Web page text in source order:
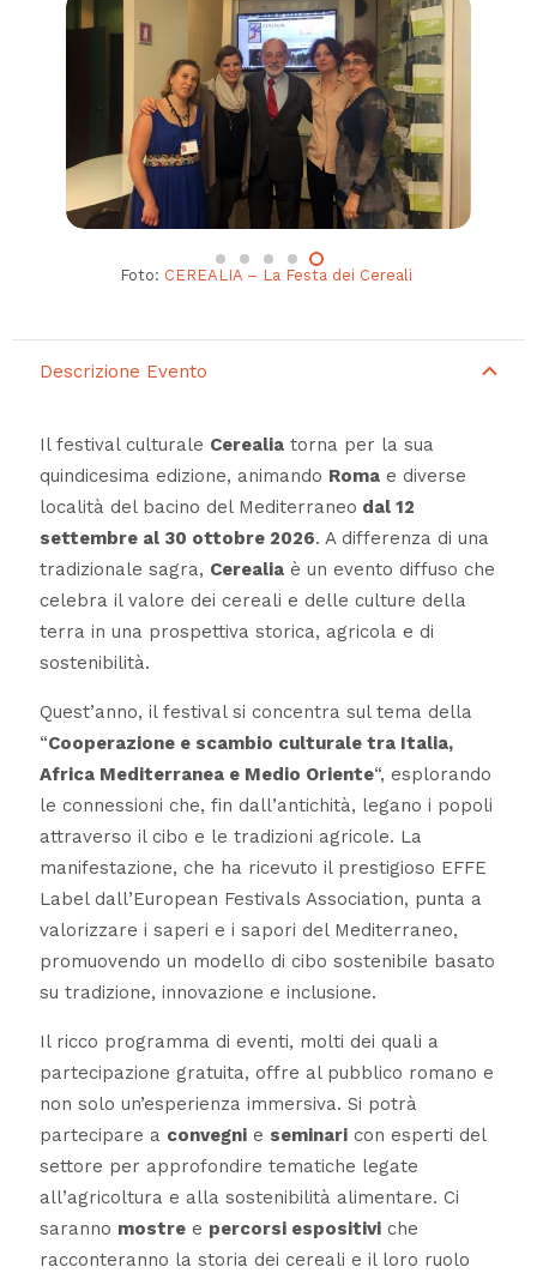
Foto: CEREALIA – La Festa dei Cereali
Descrizione Evento
Il festival culturale Cerealiatorna per la sua
quindicesima edizione, animando Romae diverse
località del bacino del Mediterraneo dal 12
settembre al 30 ottobre 2026. A differenza di una
tradizionale sagra, Cerealiaè un evento diffuso che
celebra il valore dei cereali e delle culture della
terra in una prospettiva storica, agricola e di
sostenibilità.
Quest’anno, il festival si concentra sul tema della
“Cooperazione e scambio culturale tra Italia,
Africa Mediterranea e Medio Oriente“, esplorando
le connessioni che, fin dall’antichità, legano i popoli
attraverso il cibo e le tradizioni agricole. La
manifestazione, che ha ricevuto il prestigioso EFFE
Label dall’European Festivals Association, punta a
valorizzare i saperi e i sapori del Mediterraneo,
promuovendo un modello di cibo sostenibile basato
su tradizione, innovazione e inclusione.
Il ricco programma di eventi, molti dei quali a
partecipazione gratuita, offre al pubblico romano e
non solo un’esperienza immersiva. Si potrà
partecipare a convegnie seminaricon esperti del
settore per approfondire tematiche legate
all’agricoltura e alla sostenibilità alimentare. Ci
saranno mostree percorsi espositiviche
racconteranno la storia dei cereali e il loro ruolo